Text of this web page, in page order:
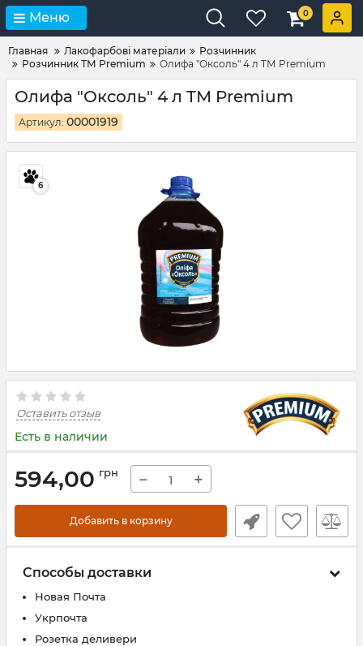
Меню 0
Главная Лакофарбові матеріали
Розчинник
Розчинник ТМ Premium
Олифа "Оксоль" 4 л ТМ Premium
Олифа "Оксоль" 4 л ТМ Premium
Артикул: 00001919
6
Оставить отзыв
Есть в наличии
594,00 грн − +
Добавить в корзину
Способы доставки
Новая Почта
Укрпочта
Розетка деливери